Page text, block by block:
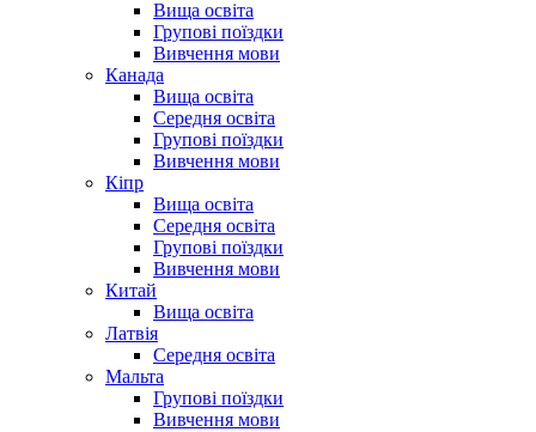
Вища освіта
Групові поїздки
Вивчення мови
Канада
Вища освіта
Середня освіта
Групові поїздки
Вивчення мови
Кіпр
Вища освіта
Середня освіта
Групові поїздки
Вивчення мови
Китай
Вища освіта
Латвія
Середня освіта
Мальта
Групові поїздки
Вивчення мови